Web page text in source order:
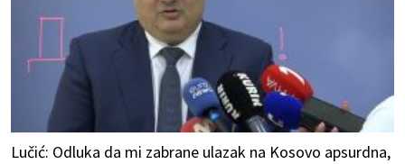
Lučić: Odluka da mi zabrane ulazak na Kosovo apsurdna,